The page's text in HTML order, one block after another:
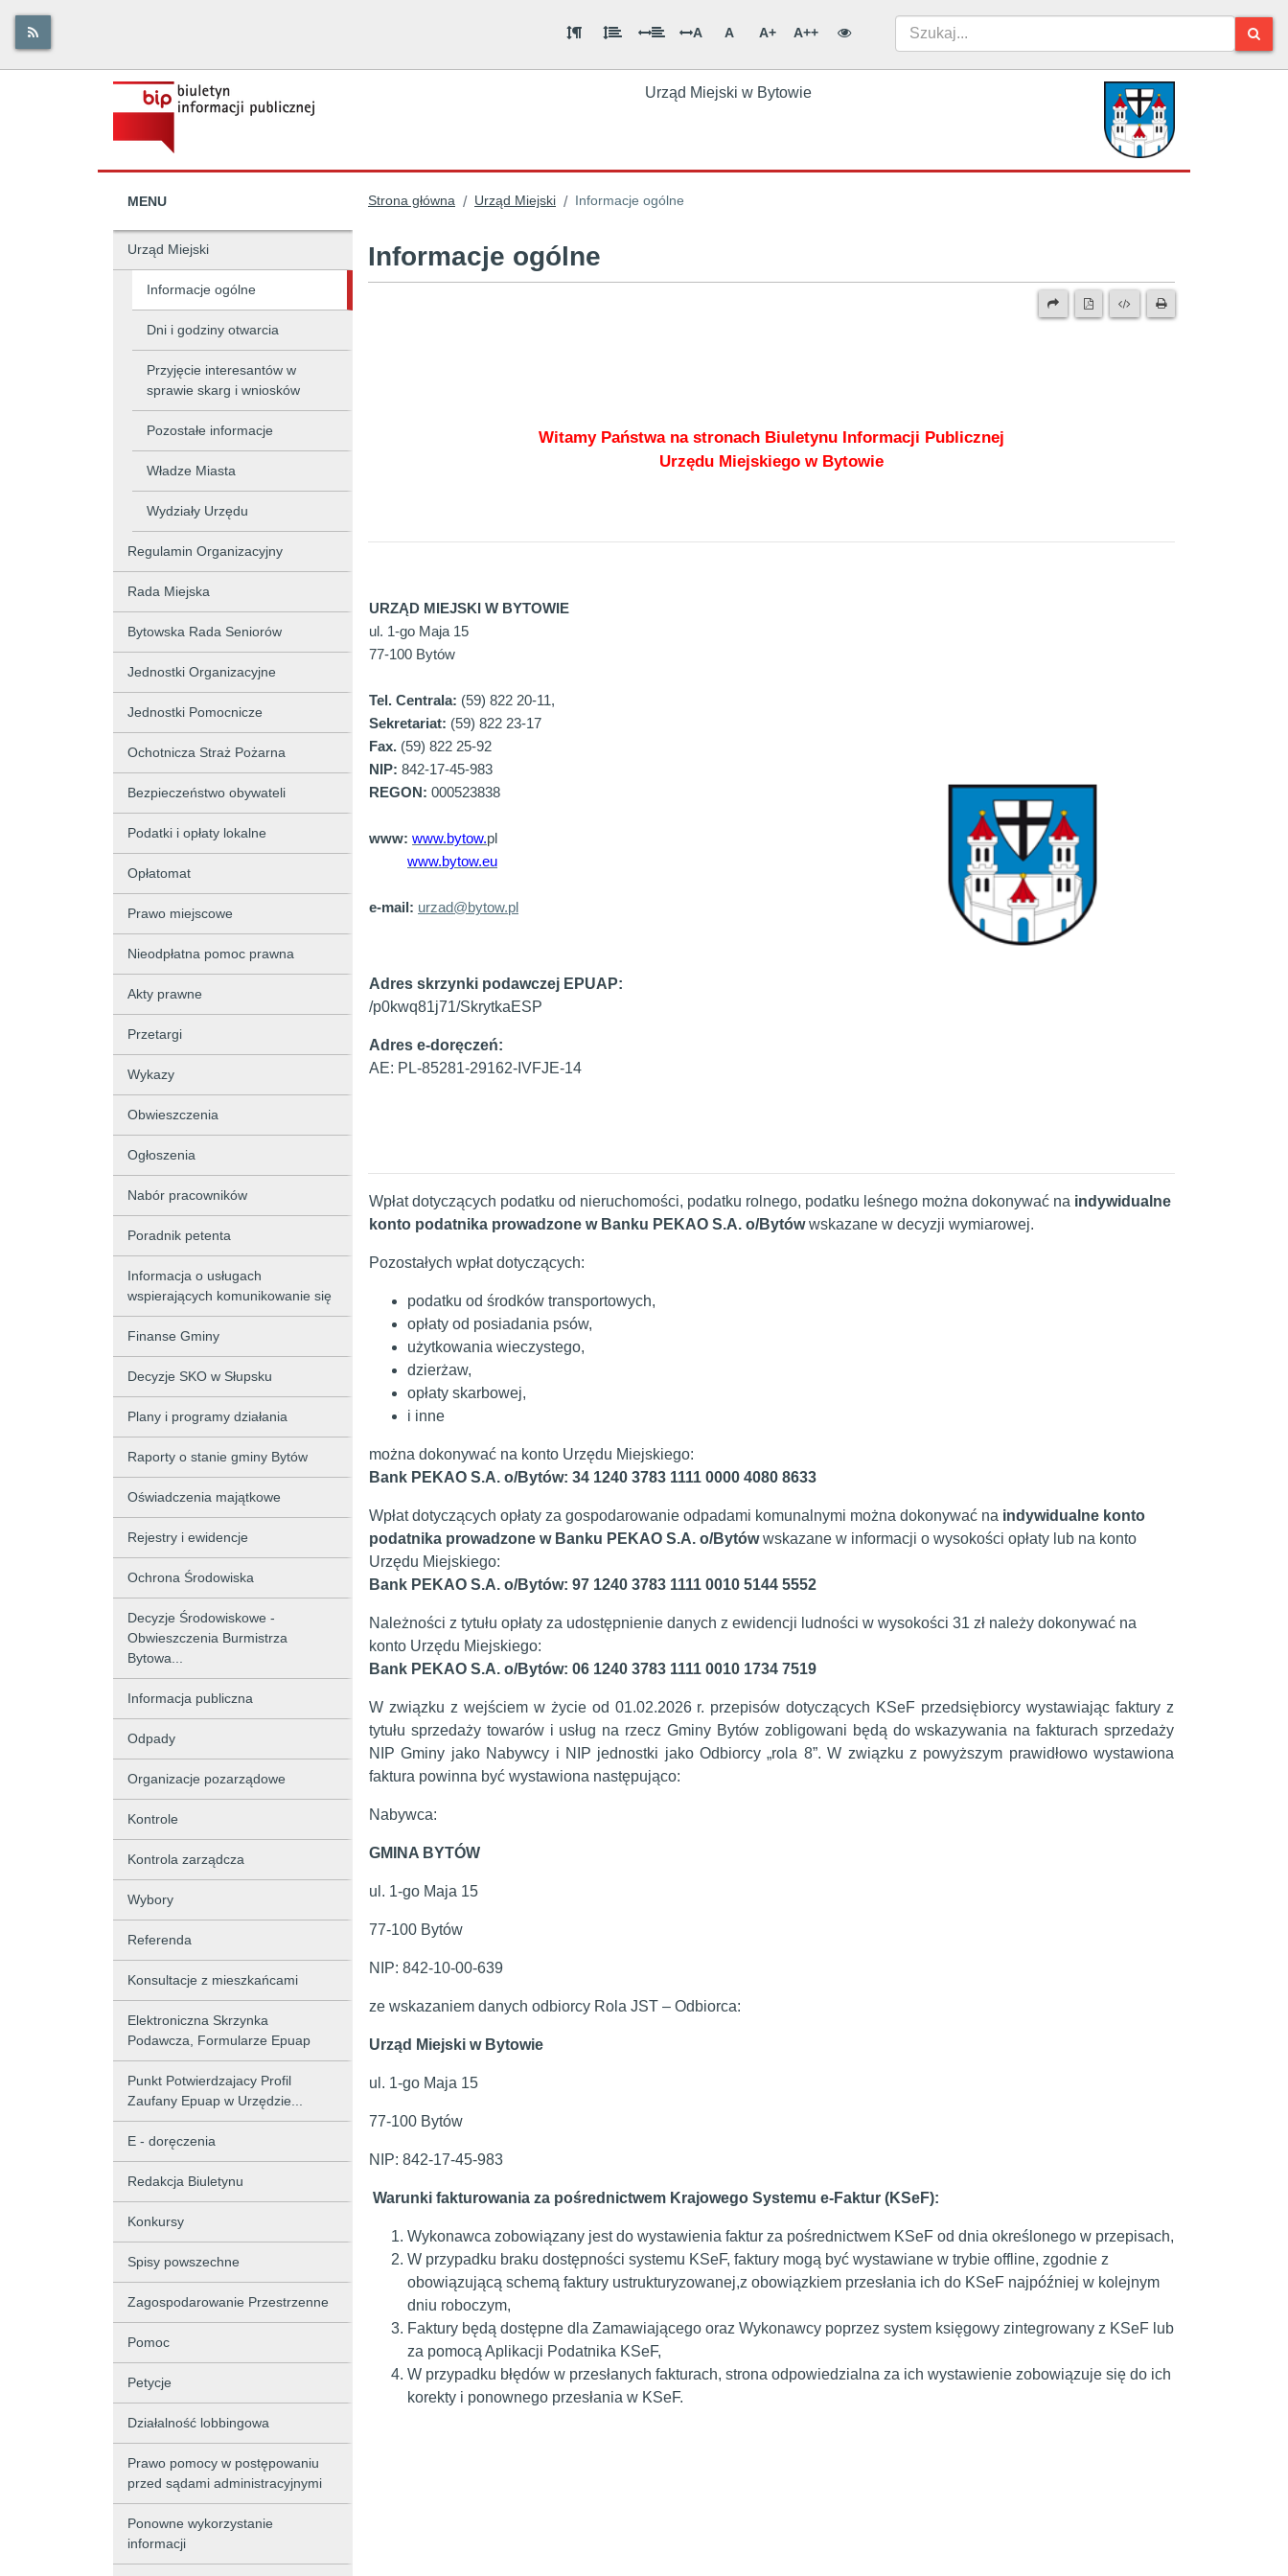
A A A+ A++
Urząd Miejski w Bytowie
MENU
Urząd Miejski
Informacje ogólne
Dni i godziny otwarcia
Przyjęcie interesantów w
sprawie skarg i wniosków
Pozostałe informacje
Władze Miasta
Wydziały Urzędu
Regulamin Organizacyjny
Rada Miejska
Bytowska Rada Seniorów
Jednostki Organizacyjne
Jednostki Pomocnicze
Ochotnicza Straż Pożarna
Bezpieczeństwo obywateli
Podatki i opłaty lokalne
Opłatomat
Prawo miejscowe
Nieodpłatna pomoc prawna
Akty prawne
Przetargi
Wykazy
Obwieszczenia
Ogłoszenia
Nabór pracowników
Poradnik petenta
Informacja o usługach
wspierających komunikowanie się
Finanse Gminy
Decyzje SKO w Słupsku
Plany i programy działania
Raporty o stanie gminy Bytów
Oświadczenia majątkowe
Rejestry i ewidencje
Ochrona Środowiska
Decyzje Środowiskowe -
Obwieszczenia Burmistrza
Bytowa...
Informacja publiczna
Odpady
Organizacje pozarządowe
Kontrole
Kontrola zarządcza
Wybory
Referenda
Konsultacje z mieszkańcami
Elektroniczna Skrzynka
Podawcza, Formularze Epuap
Punkt Potwierdzajacy Profil
Zaufany Epuap w Urzędzie...
E - doręczenia
Redakcja Biuletynu
Konkursy
Spisy powszechne
Zagospodarowanie Przestrzenne
Pomoc
Petycje
Działalność lobbingowa
Prawo pomocy w postępowaniu
przed sądami administracyjnymi
Ponowne wykorzystanie
informacji
Strona główna / Urząd Miejski / Informacje ogólne
Informacje ogólne
Witamy Państwa na stronach Biuletynu Informacji Publicznej
Urzędu Miejskiego w Bytowie
URZĄD MIEJSKI W BYTOWIE
ul. 1-go Maja 15
77-100 Bytów
Tel. Centrala: (59) 822 20-11,
Sekretariat: (59) 822 23-17
Fax. (59) 822 25-92
NIP: 842-17-45-983
REGON: 000523838
www: www.bytow.pl
www.bytow.eu
e-mail: urzad@bytow.pl
Adres skrzynki podawczej EPUAP:
/p0kwq81j71/SkrytkaESP
Adres e-doręczeń:
AE: PL-85281-29162-IVFJE-14
Wpłat dotyczących podatku od nieruchomości, podatku rolnego, podatku leśnego można dokonywać na indywidualne
konto podatnika prowadzone w Banku PEKAO S.A. o/Bytówwskazane w decyzji wymiarowej.
Pozostałych wpłat dotyczących:
podatku od środków transportowych,
opłaty od posiadania psów,
użytkowania wieczystego,
dzierżaw,
opłaty skarbowej,
i inne
można dokonywać na konto Urzędu Miejskiego:
Bank PEKAO S.A. o/Bytów: 34 1240 3783 1111 0000 4080 8633
Wpłat dotyczących opłaty za gospodarowanie odpadami komunalnymi można dokonywać na indywidualne konto
podatnika prowadzone w Banku PEKAO S.A. o/Bytówwskazane w informacji o wysokości opłaty lub na konto
Urzędu Miejskiego:
Bank PEKAO S.A. o/Bytów: 97 1240 3783 1111 0010 5144 5552
Należności z tytułu opłaty za udostępnienie danych z ewidencji ludności w wysokości 31 zł należy dokonywać na
konto Urzędu Miejskiego:
Bank PEKAO S.A. o/Bytów: 06 1240 3783 1111 0010 1734 7519
W związku z wejściem w życie od 01.02.2026 r. przepisów dotyczących KSeF przedsiębiorcy wystawiając faktury z
tytułu sprzedaży towarów i usług na rzecz Gminy Bytów zobligowani będą do wskazywania na fakturach sprzedaży
NIP Gminy jako Nabywcy i NIP jednostki jako Odbiorcy „rola 8”. W związku z powyższym prawidłowo wystawiona
faktura powinna być wystawiona następująco:
Nabywca:
GMINA BYTÓW
ul. 1-go Maja 15
77-100 Bytów
NIP: 842-10-00-639
ze wskazaniem danych odbiorcy Rola JST – Odbiorca:
Urząd Miejski w Bytowie
ul. 1-go Maja 15
77-100 Bytów
NIP: 842-17-45-983
Warunki fakturowania za pośrednictwem Krajowego Systemu e-Faktur (KSeF):
Wykonawca zobowiązany jest do wystawienia faktur za pośrednictwem KSeF od dnia określonego w przepisach,
W przypadku braku dostępności systemu KSeF, faktury mogą być wystawiane w trybie offline, zgodnie z
obowiązującą schemą faktury ustrukturyzowanej,z obowiązkiem przesłania ich do KSeF najpóźniej w kolejnym
dniu roboczym,
Faktury będą dostępne dla Zamawiającego oraz Wykonawcy poprzez system księgowy zintegrowany z KSeF lub
za pomocą Aplikacji Podatnika KSeF,
W przypadku błędów w przesłanych fakturach, strona odpowiedzialna za ich wystawienie zobowiązuje się do ich
korekty i ponownego przesłania w KSeF.